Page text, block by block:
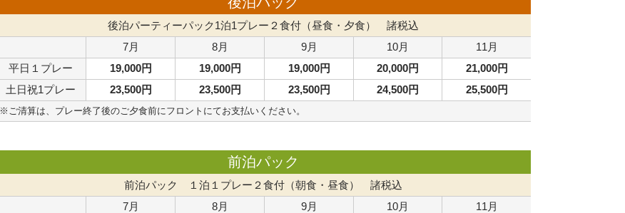
後泊パーティーパック1泊1プレー２食付（昼食・夕食） 諸税込
7月
8月 9月 10月
11月
平日１プレー
19,000円 19,000円 19,000円 20,000円
21,000円
土日祝1プレー
23,500円 23,500円 23,500円 24,500円 25,500円
※ご清算は、プレー終了後のご夕食前にフロントにてお支払いください。
前泊パック
前泊パック １泊１プレー２食付（朝食・昼食） 諸税込
7月
8月 9月 10月
11月